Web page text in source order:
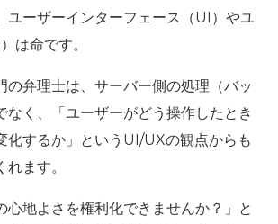
ユーザーインターフェース（UI）やユ
は命です。
の弁理士は、サーバー側の処理（バッ
なく、「ユーザーがどう操作したとき
化するか」というUI/UXの観点からも
ます。
心地よさを権利化できませんか？」と